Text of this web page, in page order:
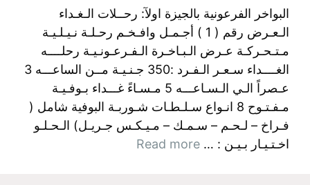
البواخر الفرعونية بالجيزة اولآ: رحــلات الـغـداء
الـعـرض رقم ( 1 ) أجـمـل وافـخـم رحـلـة نـيـلـيـة
مـتـحـركـة عـرض الـبـاخـرة الـفـرعـونـيـة رحلــــه
الغــــداء سـعـر الـفـرد :350 جـنـيـة مــن الساعـــه 3
عـصراً الـي الـسـاعـــه 5 مـسـاءً غـــداء بـوفـيـة
مـفـتـوح 8 انـواع سـلـطـات شـوربـة البوفية شامل (
فـراخ – لـحـم – سـمـك – مـيـكـس جـريـل) الـحـلـو
اخـتـيـار بـيـن : … Read more